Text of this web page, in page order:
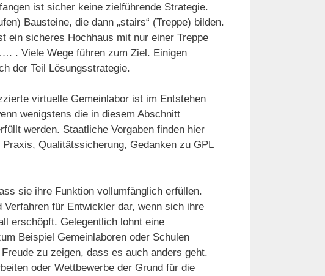
ist sicher keine zielführende Strategie.
Bausteine, die dann „stairs“ (Treppe) bilden.
ein sicheres Hochhaus mit nur einer Treppe
. Viele Wege führen zum Ziel. Einigen
der Teil Lösungsstrategie.
virtuelle Gemeinlabor ist im Entstehen
wenigstens die in diesem Abschnitt
werden. Staatliche Vorgaben finden hier
Qualitätssicherung, Gedanken zu GPL
sie ihre Funktion vollumfänglich erfüllen.
für Entwickler dar, wenn sich ihre
erschöpft. Gelegentlich lohnt eine
Beispiel Gemeinlaboren oder Schulen
zu zeigen, dass es auch anders geht.
oder Wettbewerbe der Grund für die